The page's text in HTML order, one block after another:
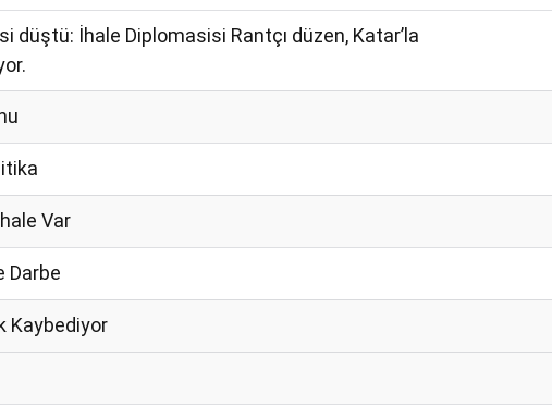
düştü: İhale Diplomasisi Rantçı düzen, Katar’la
Var
Darbe
Kaybediyor